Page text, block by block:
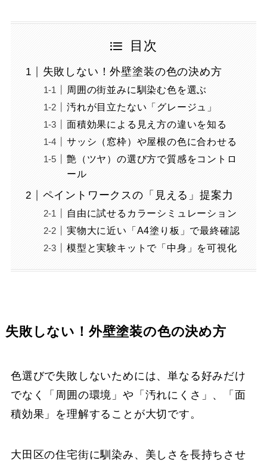
目次
失敗しない！外壁塗装の色の決め方
周囲の街並みに馴染む色を選ぶ
汚れが目立たない「グレージュ」
面積効果による見え方の違いを知る
サッシ（窓枠）や屋根の色に合わせる
艶（ツヤ）の選び方で質感をコントロ
ール
ペイントワークスの「見える」提案力
自由に試せるカラーシミュレーション
実物大に近い「A4塗り板」で最終確認
模型と実験キットで「中身」を可視化
失敗しない！外壁塗装の色の決め方
色選びで失敗しないためには、単なる好みだけ
でなく「周囲の環境」や「汚れにくさ」、「面
積効果」を理解することが大切です。
大田区の住宅街に馴染み、美しさを長持ちさせ